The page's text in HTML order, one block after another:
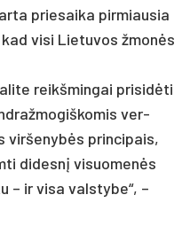
prie­sai­ka pir­miau­sia
vi­si Lie­tu­vos žmonės
reikš­min­gai pri­si­dėti
ver­
vir­še­nybės prin­ci­pais,
di­desnį vi­suo­menės
– ir vi­sa vals­ty­be“, –